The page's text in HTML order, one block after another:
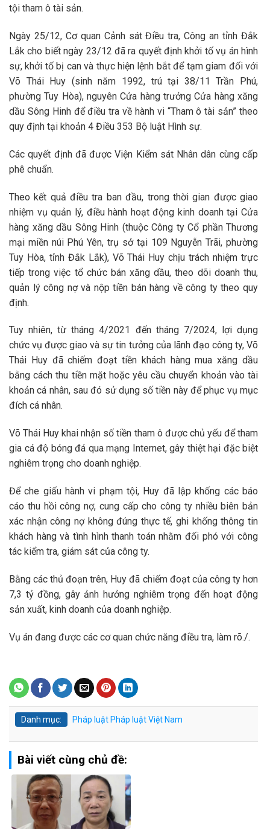
tội tham ô tài sản.
Ngày 25/12, Cơ quan Cảnh sát Điều tra, Công an tỉnh Đắk
Lắk cho biết ngày 23/12 đã ra quyết định khởi tố vụ án hình
sự, khởi tố bị can và thực hiện lệnh bắt để tạm giam đối với
Võ Thái Huy (sinh năm 1992, trú tại 38/11 Trần Phú,
phường Tuy Hòa), nguyên Cửa hàng trưởng Cửa hàng xăng
dầu Sông Hinh để điều tra về hành vi “Tham ô tài sản” theo
quy định tại khoản 4 Điều 353 Bộ luật Hình sự.
Các quyết định đã được Viện Kiểm sát Nhân dân cùng cấp
phê chuẩn.
Theo kết quả điều tra ban đầu, trong thời gian được giao
nhiệm vụ quản lý, điều hành hoạt động kinh doanh tại Cửa
hàng xăng dầu Sông Hinh (thuộc Công ty Cổ phần Thương
mại miền núi Phú Yên, trụ sở tại 109 Nguyễn Trãi, phường
Tuy Hòa, tỉnh Đắk Lắk), Võ Thái Huy chịu trách nhiệm trực
tiếp trong việc tổ chức bán xăng dầu, theo dõi doanh thu,
quản lý công nợ và nộp tiền bán hàng về công ty theo quy
định.
Tuy nhiên, từ tháng 4/2021 đến tháng 7/2024, lợi dụng
chức vụ được giao và sự tin tưởng của lãnh đạo công ty, Võ
Thái Huy đã chiếm đoạt tiền khách hàng mua xăng dầu
bằng cách thu tiền mặt hoặc yêu cầu chuyển khoản vào tài
khoản cá nhân, sau đó sử dụng số tiền này để phục vụ mục
đích cá nhân.
Võ Thái Huy khai nhận số tiền tham ô được chủ yếu để tham
gia cá độ bóng đá qua mạng Internet, gây thiệt hại đặc biệt
nghiêm trọng cho doanh nghiệp.
Để che giấu hành vi phạm tội, Huy đã lập khống các báo
cáo thu hồi công nợ, cung cấp cho công ty nhiều biên bản
xác nhận công nợ không đúng thực tế, ghi khống thông tin
khách hàng và tình hình thanh toán nhằm đối phó với công
tác kiểm tra, giám sát của công ty.
Bằng các thủ đoạn trên, Huy đã chiếm đoạt của công ty hơn
7,3 tỷ đồng, gây ảnh hưởng nghiêm trọng đến hoạt động
sản xuất, kinh doanh của doanh nghiệp.
Vụ án đang được các cơ quan chức năng điều tra, làm rõ./.
Danh mục: Pháp luậtPháp luật Việt Nam
Bài viết cùng chủ đề: